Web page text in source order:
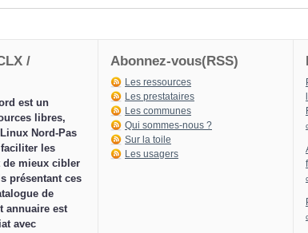
/
est un
libres,
Nord-Pas
les
mieux cibler
présentant ces
de
annuaire est
avec
Abonnez-vous(RSS)
Les ressources
Les prestataires
Les communes
Qui sommes-nous ?
Sur la toile
Les usagers